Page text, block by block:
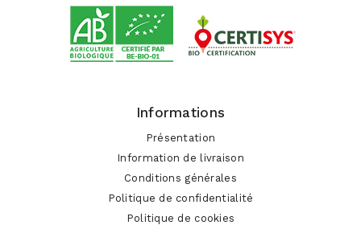
Informations
Présentation
Information de livraison
Conditions générales
Politique de confidentialité
Politique de cookies